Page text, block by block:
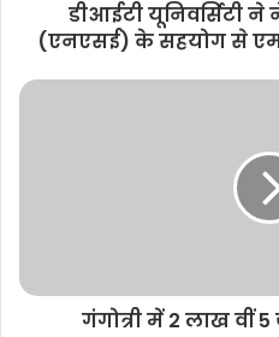
डीआईटी यूनिवर्सिटी
(एनएसई) के सहयोग से
गंगोत्री में 2 लाख वीं